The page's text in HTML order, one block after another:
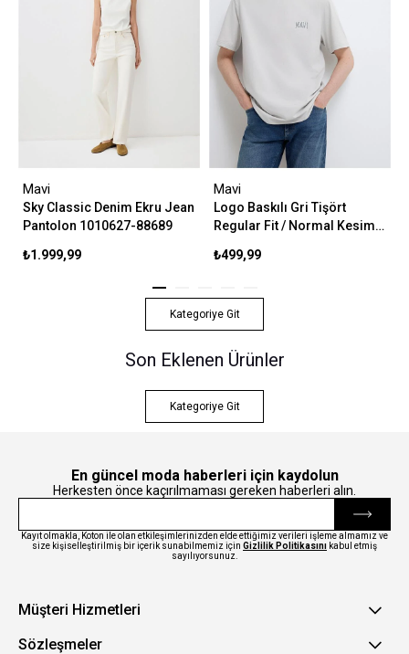
Mavi
Sky Classic Denim Ekru Jean
Pantolon 1010627-88689
₺1.999,99
Mavi
Logo Baskılı Gri Tişört
Regular Fit / Normal Kesim
₺499,99
Kategoriye Git
Son Eklenen Ürünler
Kategoriye Git
En güncel moda haberleri için kaydolun
Herkesten önce kaçırılmaması gereken haberleri alın.
Kayıt olmakla, Koton ile olan etkileşimlerinizden elde ettiğimiz verileri işleme almamız ve
size kişiselleştirilmiş bir içerik sunabilmemiz için Gizlilik Politikasını kabul etmiş
sayılıyorsunuz.
Müşteri Hizmetleri
Sözleşmeler